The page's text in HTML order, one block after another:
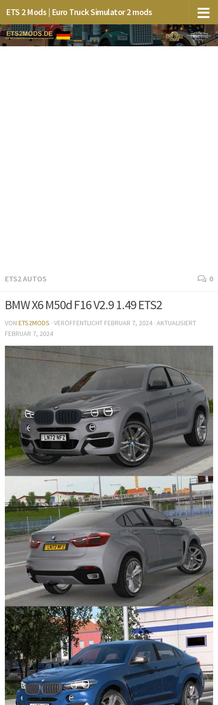
ETS 2 Mods | Euro Truck Simulator 2 mods
ETS2 AUTOS 0
BMW X6 M50d F16 V2.9 1.49 ETS2
VON ETS2MODS · VERÖFFENTLICHT FEBRUAR 7, 2024 · AKTUALISIERT
FEBRUAR 7, 2024